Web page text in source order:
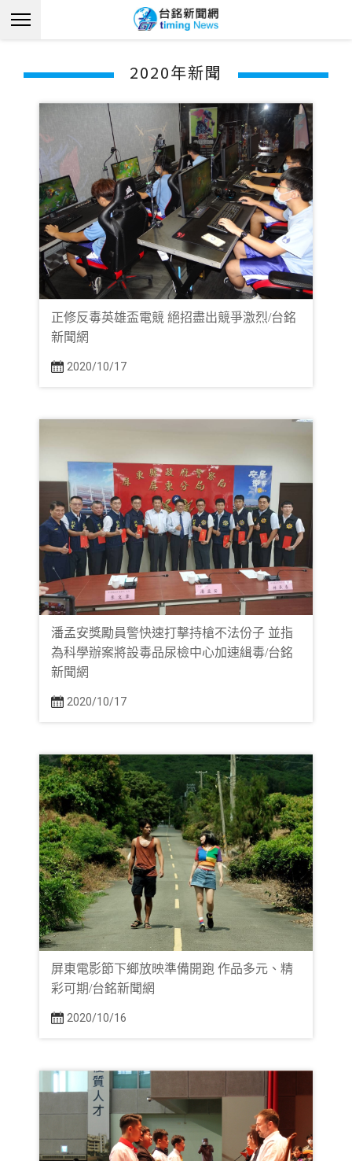
2020年新聞
正修反毒英雄盃電競 絕招盡出競爭激烈/台銘
新聞網
2020/10/17
潘孟安獎勵員警快速打擊持槍不法份子 並指
為科學辦案將設毒品尿檢中心加速緝毒/台銘
新聞網
2020/10/17
屏東電影節下鄉放映準備開跑 作品多元、精
彩可期/台銘新聞網
2020/10/16